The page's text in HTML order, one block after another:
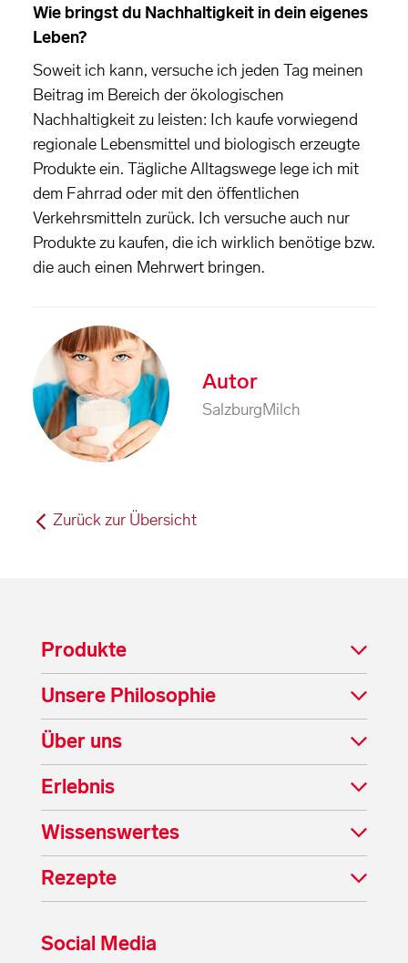
Wie bringst du Nachhaltigkeit in dein eigenes
Leben?
Soweit ich kann, versuche ich jeden Tag meinen
Beitrag im Bereich der ökologischen
Nachhaltigkeit zu leisten: Ich kaufe vorwiegend
regionale Lebensmittel und biologisch erzeugte
Produkte ein. Tägliche Alltagswege lege ich mit
dem Fahrrad oder mit den öffentlichen
Verkehrsmitteln zurück. Ich versuche auch nur
Produkte zu kaufen, die ich wirklich benötige bzw.
die auch einen Mehrwert bringen.
Autor
SalzburgMilch
Zurück zur Übersicht
Produkte
Unsere Philosophie
Über uns
Erlebnis
Wissenswertes
Rezepte
Social Media